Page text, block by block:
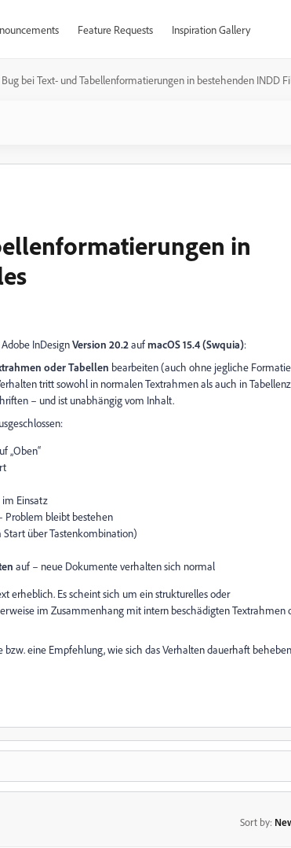
Feature Requests Inspiration Gallery
Bug bei Text- und Tabellenformatierungen in bestehenden INDD
in
InDesignVersion 20.2aufmacOS 15.4 (Swquia):
oder Tabellen bearbeiten (auch ohne jegliche
tritt sowohl in normalen Textrahmen als auch in
– und ist unabhängig vom Inhalt.
„Oben“
Einsatz
Problem bleibt bestehen
über Tastenkombination)
auf – neue Dokumente verhalten sich normal
erheblich. Es scheint sich um ein strukturelles oder
im Zusammenhang mit intern beschädigten Textrahmen
eine Empfehlung, wie sich das Verhalten dauerhaft
Sort by: